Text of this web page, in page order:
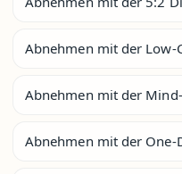
Abnehmen mit der Low-
Abnehmen mit der
Abnehmen mit der One-